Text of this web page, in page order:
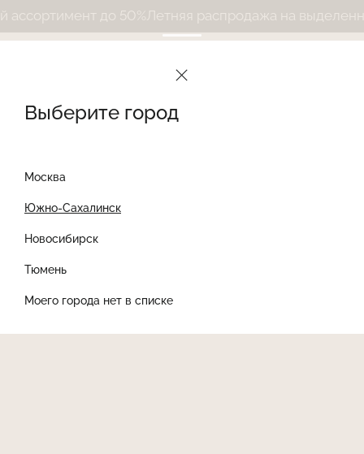
Выберите город
Москва
Южно-Сахалинск
Новосибирск
Тюмень
Моего города нет в списке
до 50%Летняя распродажа на выделенный